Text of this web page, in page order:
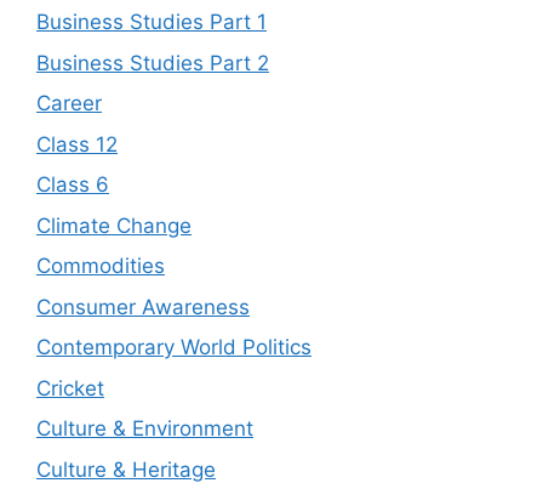
Business Studies Part 1
Business Studies Part 2
Career
Class 12
Class 6
Climate Change
Commodities
Consumer Awareness
Contemporary World Politics
Cricket
Culture & Environment
Culture & Heritage